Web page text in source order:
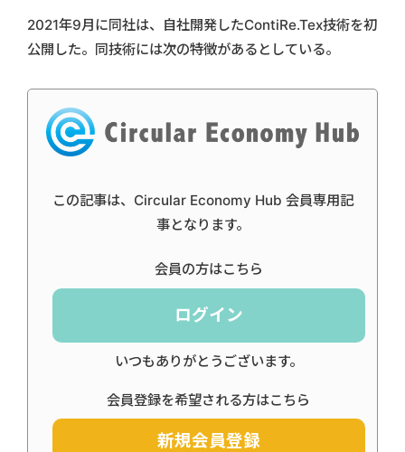
2021年9月に同社は、自社開発したContiRe.Tex技術を初
公開した。同技術には次の特徴があるとしている。
この記事は、Circular Economy Hub 会員専用記
事となります。
会員の方はこちら
ログイン
いつもありがとうございます。
会員登録を希望される方はこちら
新規会員登録